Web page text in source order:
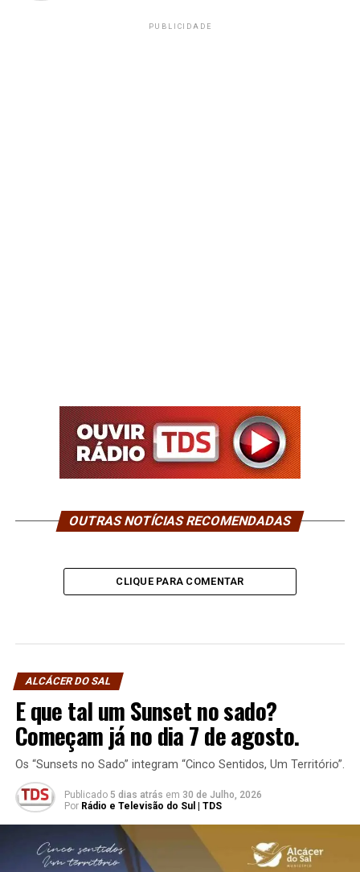
PUBLICIDADE
OUTRAS NOTÍCIAS RECOMENDADAS
CLIQUE PARA COMENTAR
ALCÁCER DO SAL
E que tal um Sunset no sado?
Começam já no dia 7 de agosto.
Os “Sunsets no Sado” integram “Cinco Sentidos, Um Território”.
Publicado 5 dias atrás em 30 de Julho, 2026
Por Rádio e Televisão do Sul | TDS